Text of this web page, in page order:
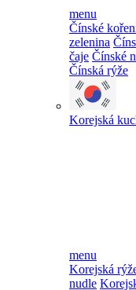
menu
Čínské
zelenina
čaje Čínské
Čínská rýže
Korejská
menu
Korejská
nudle